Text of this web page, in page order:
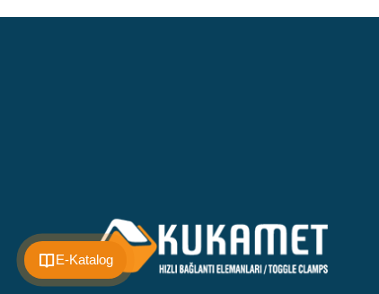
E-Katalog